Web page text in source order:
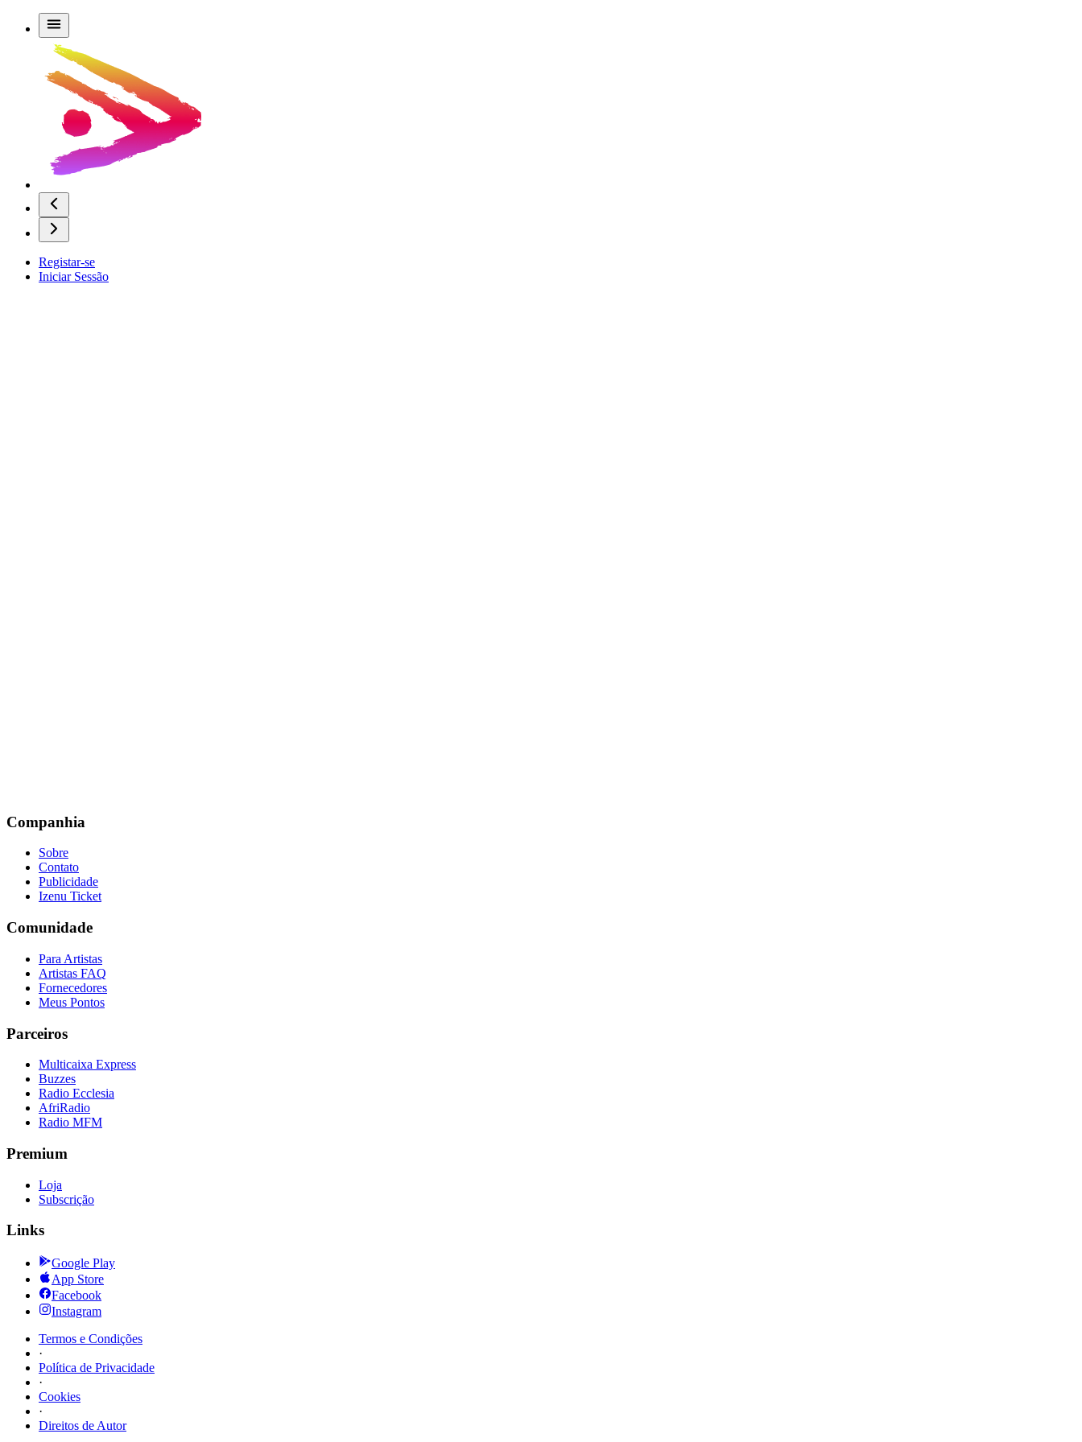
Registar-se
Iniciar Sessão
Companhia
Sobre
Contato
Publicidade
Izenu Ticket
Comunidade
Para Artistas
Artistas FAQ
Fornecedores
Meus Pontos
Parceiros
Multicaixa Express
Buzzes
Radio Ecclesia
AfriRadio
Radio MFM
Premium
Loja
Subscrição
Links
Google Play
App Store
Facebook
Instagram
Termos e Condições
·
Política de Privacidade
·
Cookies
·
Direitos de Autor